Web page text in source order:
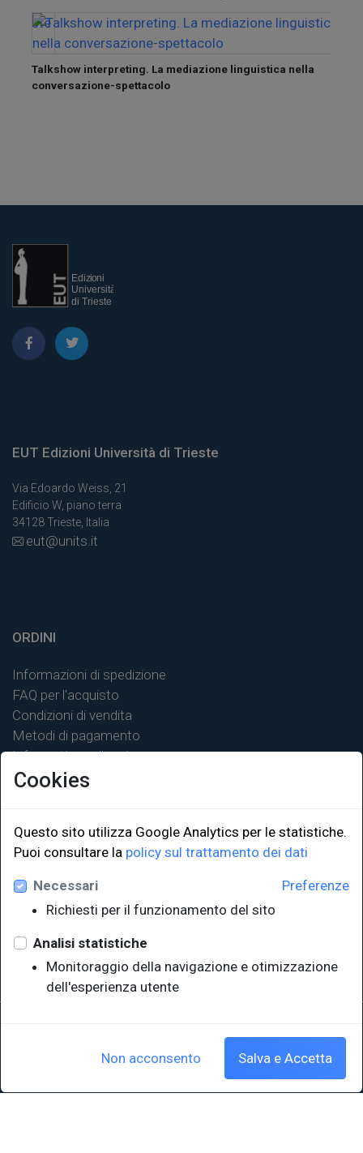
Talkshow interpreting. La mediazione linguistica nella
conversazione-spettacolo
EUT Edizioni Università di Trieste
Via Edoardo Weiss, 21
Edificio W, piano terra
34128 Trieste, Italia
eut@units.it
ORDINI
Informazioni di spedizione
FAQ per l'acquisto
Condizioni di vendita
Metodi di pagamento
Informativa sulla privacy
LINK ISTITUZIONALI
Università degli Studi di Trieste
Sistema Bibliotecario di Ateneo
EUT in cifre
P.IVA 00211830328 - C.F. 80013890324 - P.E.C.: ateneo@pec.units.it
Cookies
Questo sito utilizza Google Analytics per le statistiche.
Puoi consultare la policy sul trattamento dei dati
Preferenze
Necessari
Richiesti per il funzionamento del sito
Analisi statistiche
Monitoraggio della navigazione e otimizzazione
dell'esperienza utente
Non acconsento Salva e Accetta